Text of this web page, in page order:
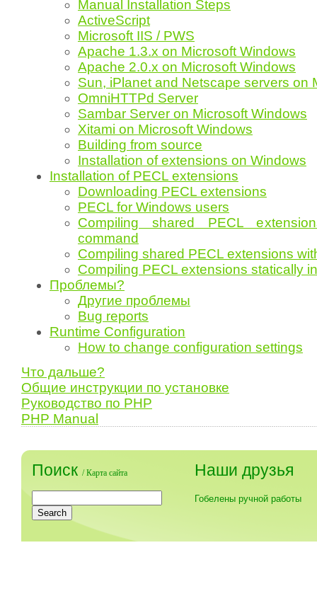
Manual Installation Steps
ActiveScript
Microsoft IIS / PWS
Apache 1.3.x on Microsoft Windows
Apache 2.0.x on Microsoft Windows
Sun, iPlanet and Netscape servers on
OmniHTTPd Server
Sambar Server on Microsoft Windows
Xitami on Microsoft Windows
Building from source
Installation of extensions on Windows
Installation of PECL extensions
Downloading PECL extensions
PECL for Windows users
Compiling shared PECL
command
Compiling shared PECL extensions
Compiling PECL extensions statically
Проблемы?
Другие проблемы
Bug reports
Runtime Configuration
How to change configuration settings
Что дальше?
Общие инструкции по установке
Руководство по PHP
PHP Manual
Поиск /Карта сайта Наши друзья
Гобелены ручной работы